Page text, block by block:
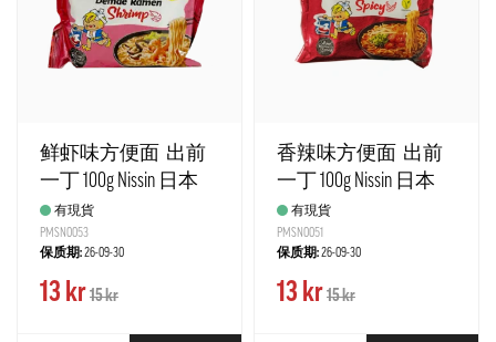
鲜虾味方便面 出前
一丁 100g Nissin 日本
有現貨
PMSN0053
保质期:26-09-30
13 kr15 kr
香辣味方便面 出前
一丁 100g Nissin 日本
有現貨
PMSN0051
保质期:26-09-30
13 kr15 kr